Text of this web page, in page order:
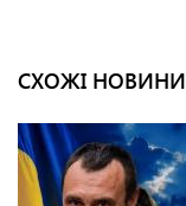
СХОЖІ НОВИНИ